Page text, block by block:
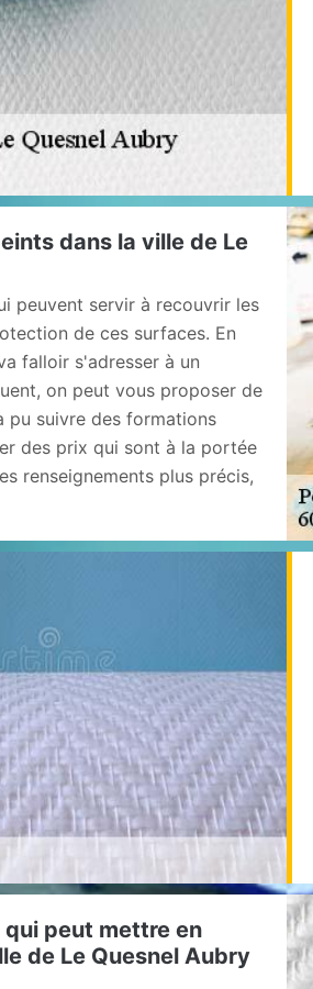
dans la ville de Le
peuvent servir à recouvrir les
de ces surfaces. En
falloir s'adresser à un
on peut vous proposer de
pu suivre des formations
des prix qui sont à la portée
renseignements plus précis,
peut mettre en
de Le Quesnel Aubry